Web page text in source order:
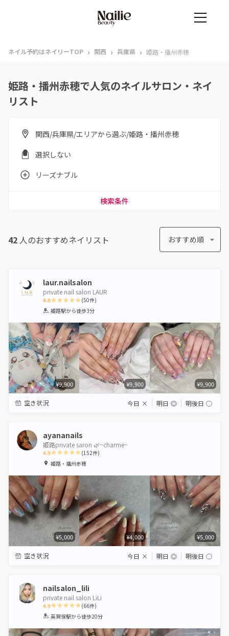
ネイル予約はネイリーTOP › 関西 › 兵庫県 › 姫路・播州赤穂
姫路・播州赤穂で人気のネイルサロン・ネイ
リスト
関西/兵庫県/エリアから選ぶ/姫路・播州赤穂
選択しない
リーズナブル
検索条件
42 人のおすすめネイリスト おすすめ順
laur.nailsalon
private nail salon LAUR
4.8
1 2 3 4 5
(50件)
姫路駅から徒歩3分
¥9,900 ¥9,900 ¥9,900
空き状況 今日 × 明日 ◎ 明後日 ◯
ayananails
姫路private saron 🌿~charme~
4.9
1 2 3 4 5
(152件)
姫路・播州赤穂
¥5,000 ¥4,000 ¥5,000
空き状況 今日 × 明日 ◎ 明後日 ◯
nailsalon_lili
private nail salon LiLi
4.9
1 2 3 4 5
(66件)
英賀保駅から徒歩20分